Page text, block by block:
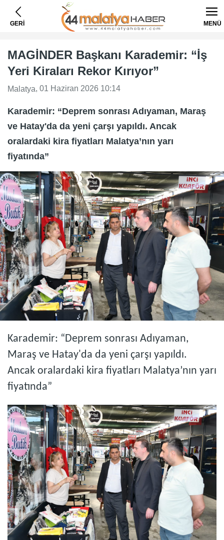
GERİ MENÜ
MAGİNDER Başkanı Karademir: “İş
Yeri Kiraları Rekor Kırıyor”
Malatya, 01 Haziran 2026 10:14
Karademir: “Deprem sonrası Adıyaman, Maraş
ve Hatay'da da yeni çarşı yapıldı. Ancak
oralardaki kira fiyatları Malatya’nın yarı
fiyatında”
Karademir: “Deprem sonrası Adıyaman,
Maraş ve Hatay'da da yeni çarşı yapıldı.
Ancak oralardaki kira fiyatları Malatya’nın yarı
fiyatında”